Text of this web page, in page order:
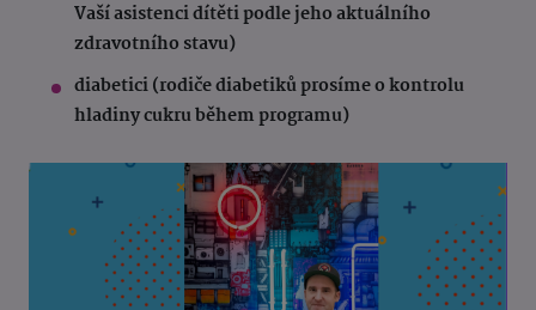
Vaší asistenci dítěti podle jeho aktuálního
zdravotního stavu)
diabetici (rodiče diabetiků prosíme o kontrolu
hladiny cukru během programu)